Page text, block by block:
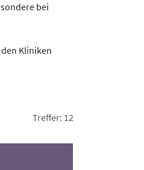
bei
Kliniken
Treffer: 12